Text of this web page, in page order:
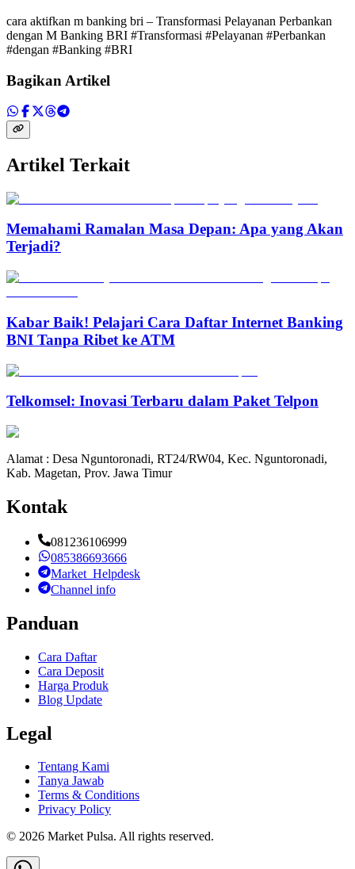
cara aktifkan m banking bri – Transformasi Pelayanan Perbankan
dengan M Banking BRI #Transformasi #Pelayanan #Perbankan
#dengan #Banking #BRI
Bagikan Artikel
Artikel Terkait
Memahami Ramalan Masa Depan: Apa yang Akan
Terjadi?
Kabar Baik! Pelajari Cara Daftar Internet Banking
BNI Tanpa Ribet ke ATM
Telkomsel: Inovasi Terbaru dalam Paket Telpon
Alamat : Desa Nguntoronadi, RT24/RW04, Kec. Nguntoronadi,
Kab. Magetan, Prov. Jawa Timur
Kontak
081236106999
085386693666
Market_Helpdesk
Channel info
Panduan
Cara Daftar
Cara Deposit
Harga Produk
Blog Update
Legal
Tentang Kami
Tanya Jawab
Terms & Conditions
Privacy Policy
© 2026 Market Pulsa. All rights reserved.